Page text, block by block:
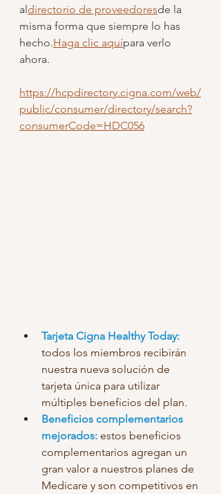
aldirectorio de proveedoresde la
misma forma que siempre lo has
hecho.Haga clic aquípara verlo
ahora.
https://hcpdirectory.cigna.com/web/
public/consumer/directory/search?
consumerCode=HDC056
Tarjeta Cigna Healthy Today:
todos los miembros recibirán
nuestra nueva solución de
tarjeta única para utilizar
múltiples beneficios del plan.
Beneficios complementarios
mejorados: estos beneficios
complementarios agregan un
gran valor a nuestros planes de
Medicare y son competitivos en